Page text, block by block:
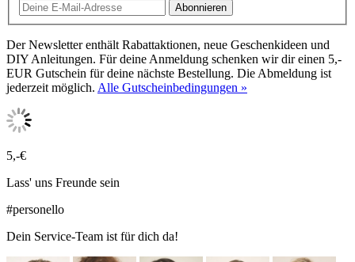
Abonnieren
Der Newsletter enthält Rabattaktionen, neue Geschenkideen und
DIY Anleitungen. Für deine Anmeldung schenken wir dir einen 5,-
EUR Gutschein für deine nächste Bestellung. Die Abmeldung ist
jederzeit möglich. Alle Gutscheinbedingungen »
5,-€
Lass' uns Freunde sein
#personello
Dein Service-Team ist für dich da!